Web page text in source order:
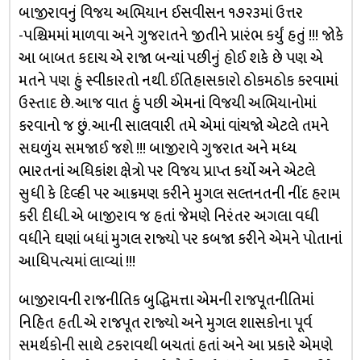
બાજીરાવનું વિજય અભિયાન ઈસવીસન ૧૭૨૩માં ઉત્તર
-પશ્ચિમમાં માળવા અને ગુજરાતને જીતીને પ્રારંભ કર્યું હતું !!! જોકે
આ બાબત કદાચ એ રાજા બન્યાં પછીનું હોઈ શકે છે પણ એ
મતને પણ હું સ્વીકારતો નથી. ઈતિહાસકારો ઠોકમઠોક કરવામાં
ઉસ્તાદ છે. આજ વાત હું પછી એમનાં વિજયી અભિયાનોમાં
કરવાનો જ છું. આની સાલવારી તમે એમાં વાંચજો એટલે તમને
સઘળુંય સમજાઈ જશે !!! બાજીરાવે ગુજરાત અને મધ્ય
ભારતનાં અધિકાંશ ક્ષેત્રો પર વિજય પ્રાપ્ત કર્યો અને એટલે
સુધી કે દિલ્હી પર આક્રમણ કરીને મુગલ સલ્તનતની નીંદ હરામ
કરી દીધી. એ બાજીરાવ જ હતાં જેમણે નિરંતર અગલા વધી
વધીને ઘણાં બધાં મુગલ રાજ્યો પર કબજા કરીને એમને પોતાનાં
આધિપત્યમાં લાવ્યાં !!!
બાજીરાવની રાજનીતિક બુદ્ધિમત્તા એમની રાજપૂતનીતિમાં
નિહિત હતી. એ રાજપૂત રાજ્યો અને મુગલ શાસકોના પૂર્વ
સમર્થકોની સાથે ટકરાવથી બચતાં હતાં અને આ પ્રકારે એમણે